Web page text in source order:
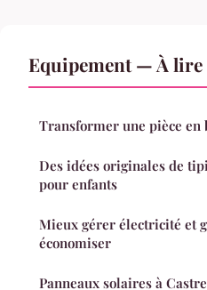
Equipement — À lire
Transformer une pièce en
Des idées originales de
pour enfants
Mieux gérer électricité et
économiser
Panneaux solaires à